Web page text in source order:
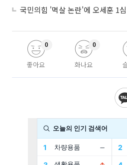
좋아요
0
화나요
0